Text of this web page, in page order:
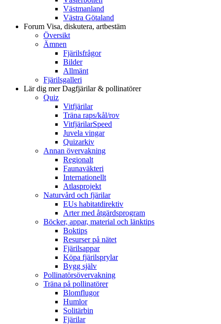
Västmanland
Västra Götaland
Forum Visa, diskutera, artbestäm
Översikt
Ämnen
Fjärilsfrågor
Bilder
Allmänt
Fjärilsgalleri
Lär dig merDagfjärilar & pollinatörer
Quiz
Vitfjärilar
Träna raps/kål/rov
VitfjärilarSpeed
Juvela vingar
Quizarkiv
Annan övervakning
Regionalt
Faunaväkteri
Internationellt
Atlasprojekt
Naturvård och fjärilar
EUs habitatdirektiv
Arter med åtgärdsprogram
Böcker, appar, material och länktips
Boktips
Resurser på nätet
Fjärilsappar
Köpa fjärilsprylar
Bygg själv
Pollinatörsövervakning
Träna på pollinatörer
Blomflugor
Humlor
Solitärbin
Fjärilar